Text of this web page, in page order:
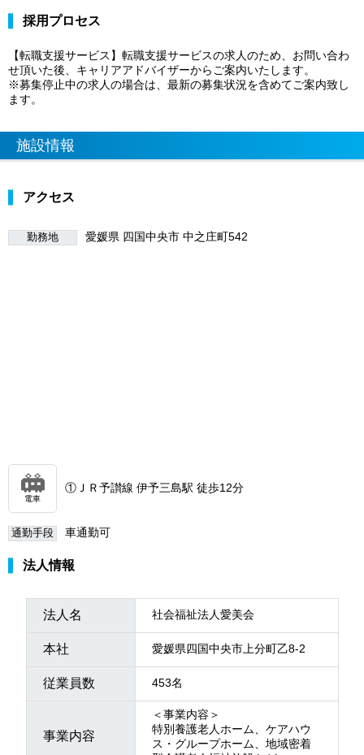
採用プロセス
【転職支援サービス】転職支援サービスの求人のため、お問い合わ
せ頂いた後、キャリアアドバイザーからご案内いたします。
※募集停止中の求人の場合は、最新の募集状況を含めてご案内致し
ます。
施設情報
アクセス
勤務地 愛媛県 四国中央市 中之庄町542
電車
①ＪＲ予讃線 伊予三島駅 徒歩12分
通勤手段 車通勤可
法人情報
法人名 社会福祉法人愛美会
本社 愛媛県四国中央市上分町乙8-2
従業員数 453名
事業内容
＜事業内容＞
特別養護老人ホーム、ケアハウ
ス・グループホーム、地域密着